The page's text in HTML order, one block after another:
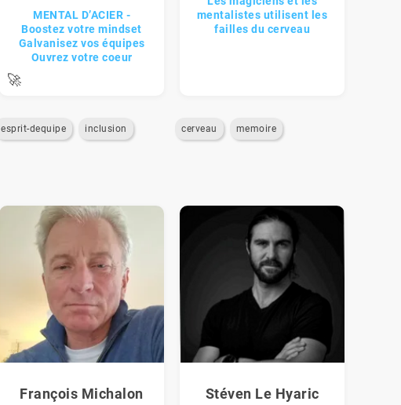
MENTAL D’ACIER -
Boostez votre mindset
Galvanisez vos équipes
Ouvrez votre coeur
🚀
esprit-dequipe inclusion
mentalistes utilisent les
failles du cerveau
cerveau memoire
François Michalon Stéven Le Hyaric